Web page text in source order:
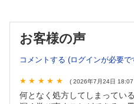
経口か点滴か
経口でも点滴でもいけそうな
内服と注射の換算の考え方②
処方をためらう背景
お客様の声
コメントする (ログインが必要で
( 2026年7月24日 18:07
何となく処方してしまってい